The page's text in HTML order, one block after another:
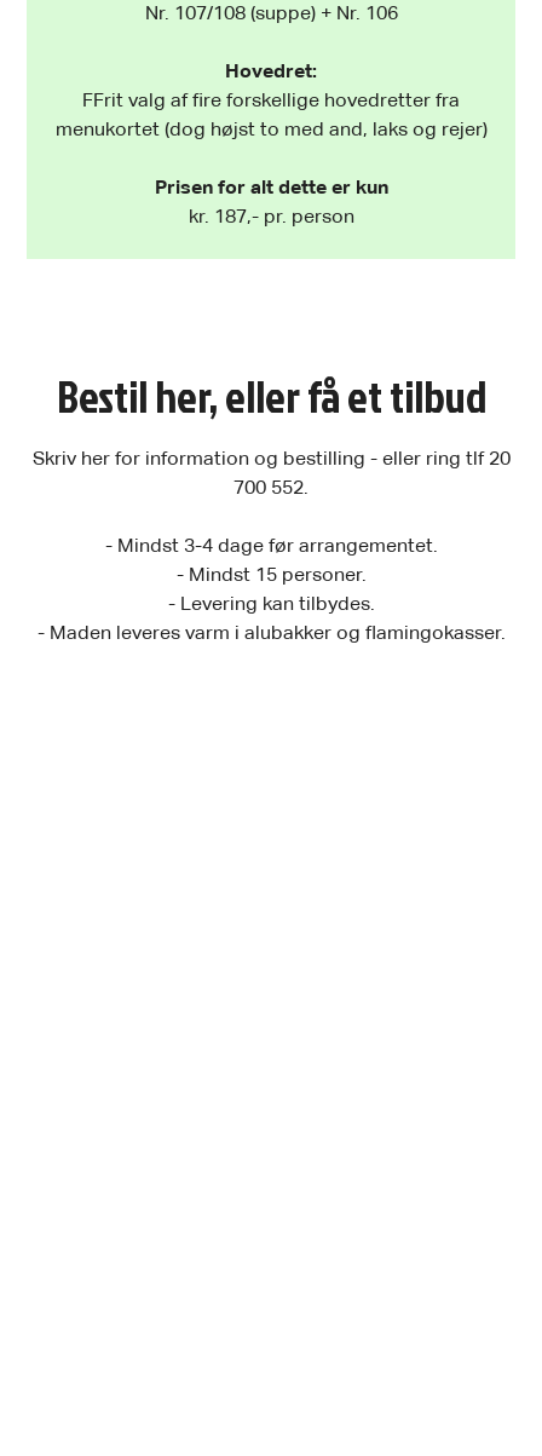
Nr. 107/108 (suppe) + Nr. 106
Hovedret:
FFrit valg af fire forskellige hovedretter fra
menukortet (dog højst to med and, laks og rejer)
Prisen for alt dette er kun
kr. 187,- pr. person
Bestil her, eller få et tilbud
Skriv her for information og bestilling - eller ring tlf 20
700 552.
- Mindst 3-4 dage før arrangementet.
- Mindst 15 personer.
- Levering kan tilbydes.
- Maden leveres varm i alubakker og flamingokasser.